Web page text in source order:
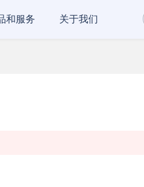
和服务 关于我们